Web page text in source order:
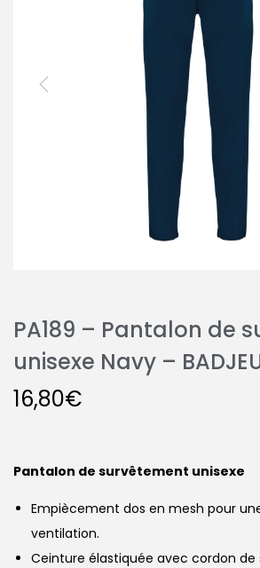
PA189 – Pantalon de
unisexe Navy –
16,80€
Pantalon de survêtement unisexe
Empiècement dos en mesh pour
ventilation.
Ceinture élastiquée avec cordon de